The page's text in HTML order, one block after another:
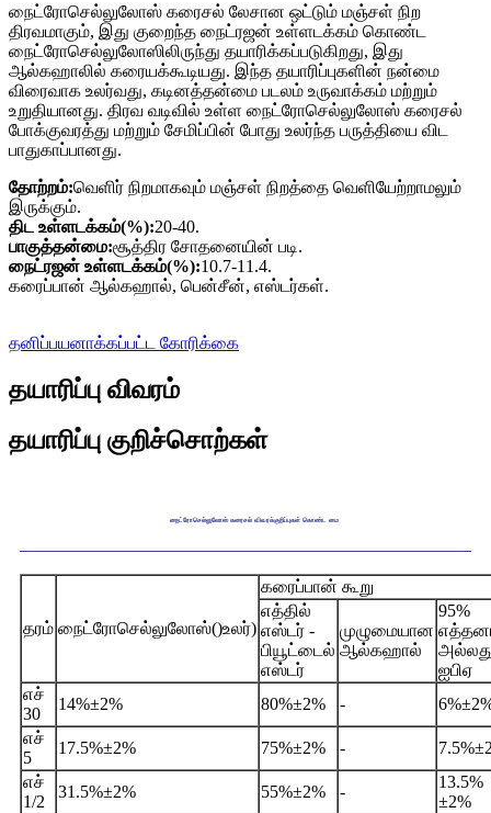
நைட்ரோசெல்லுலோஸ் கரைசல் லேசான ஒட்டும் மஞ்சள் நிற
திரவமாகும், இது குறைந்த நைட்ரஜன் உள்ளடக்கம் கொண்ட
நைட்ரோசெல்லுலோஸிலிருந்து தயாரிக்கப்படுகிறது, இது
ஆல்கஹாலில் கரையக்கூடியது. இந்த தயாரிப்புகளின் நன்மை
விரைவாக உலர்வது, கடினத்தன்மை படலம் உருவாக்கம் மற்றும்
உறுதியானது. திரவ வடிவில் உள்ள நைட்ரோசெல்லுலோஸ் கரைசல்
போக்குவரத்து மற்றும் சேமிப்பின் போது உலர்ந்த பருத்தியை விட
பாதுகாப்பானது.
தோற்றம்:வெளிர் நிறமாகவும் மஞ்சள் நிறத்தை வெளியேற்றாமலும்
இருக்கும்.
திட உள்ளடக்கம்(%):20-40.
பாகுத்தன்மை:சூத்திர சோதனையின் படி.
நைட்ரஜன் உள்ளடக்கம்(%):10.7-11.4.
கரைப்பான் ஆல்கஹால், பென்சீன், எஸ்டர்கள்.
தனிப்பயனாக்கப்பட்ட கோரிக்கை
தயாரிப்பு விவரம்
தயாரிப்பு குறிச்சொற்கள்
நைட்ரோசெல்லுலோஸ் கரைசல் விவரக்குறிப்புகள் கொண்ட மை
தரம் நைட்ரோசெல்லுலோஸ்()உலர்)
கரைப்பான் கூறு
எத்தில்
எஸ்டர் -
பியூட்டைல்
​​எஸ்டர்
முழுமையான
ஆல்கஹால்
95%
ஐபிஏ
எச்
30
14%±2% 80%±2% - 6%±
எச்
5
17.5%±2% 75%±2% - 7.5%±
எச்
1/2
31.5%±2% 55%±2% -
13.5%
±2%